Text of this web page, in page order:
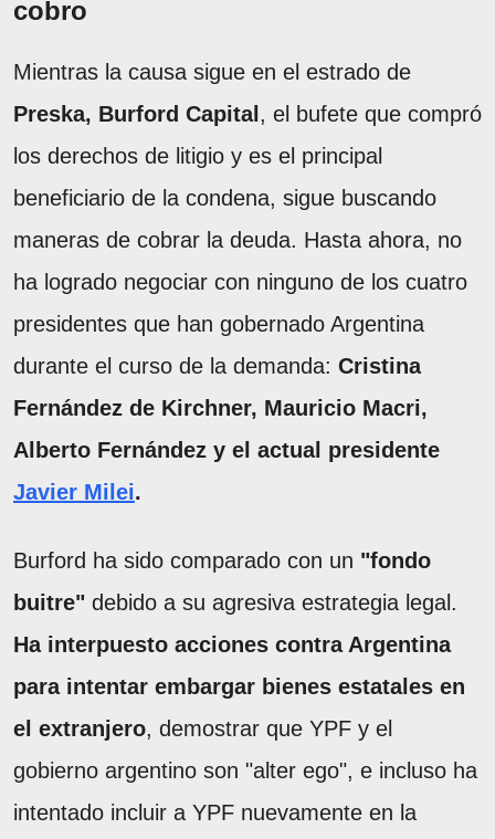
cobro
Mientras la causa sigue en el estrado de
Preska, Burford Capital , el bufete que compró
los derechos de litigio y es el principal
beneficiario de la condena, sigue buscando
maneras de cobrar la deuda. Hasta ahora, no
ha logrado negociar con ninguno de los cuatro
presidentes que han gobernado Argentina
durante el curso de la demanda: Cristina
Fernández de Kirchner, Mauricio Macri,
Alberto Fernández y el actual presidente
Javier Milei.
Burford ha sido comparado con un "fondo
buitre" debido a su agresiva estrategia legal.
Ha interpuesto acciones contra Argentina
para intentar embargar bienes estatales en
el extranjero, demostrar que YPF y el
gobierno argentino son "alter ego", e incluso ha
intentado incluir a YPF nuevamente en la